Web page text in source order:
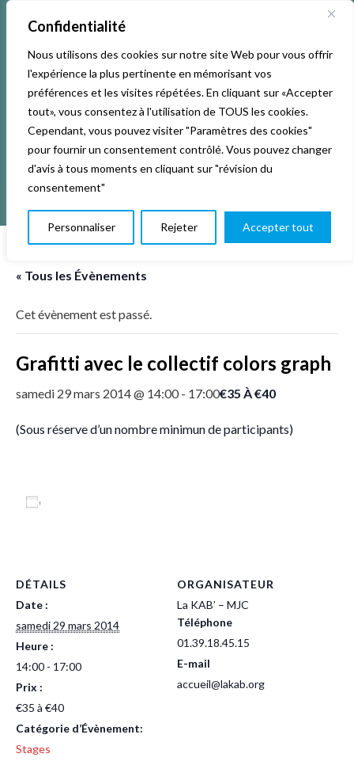
Confidentialité
Nous utilisons des cookies sur notre site Web pour vous offrir
l'expérience la plus pertinente en mémorisant vos
préférences et les visites répétées. En cliquant sur «Accepter
tout», vous consentez à l'utilisation de TOUS les cookies.
Cependant, vous pouvez visiter "Paramètres des cookies"
pour fournir un consentement contrôlé. Vous pouvez changer
d'avis à tous moments en cliquant sur "révision du
consentement"
Personnaliser Rejeter Accepter tout
« Tous les Évènements
Cet évènement est passé.
Grafitti avec le collectif colors graph
samedi 29 mars 2014 @ 14:00- 17:00€35 À €40
(Sous réserve d’un nombre minimun de participants)
DÉTAILS
Date :
samedi 29 mars 2014
Heure :
14:00 - 17:00
Prix :
€35 à €40
Catégorie d’Évènement:
Stages
ORGANISATEUR
La KAB’ – MJC
Téléphone
01.39.18.45.15
E-mail
accueil@lakab.org